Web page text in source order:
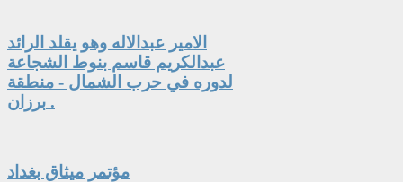
الامير عبدالاله وهو يقلد الرائد
عبدالكريم قاسم بنوط الشجاعة
لدوره في حرب الشمال - منطقة
برزان .
مؤتمر ميثاق بغداد